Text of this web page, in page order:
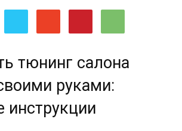
автомобилях
Лада
тюнинг салона
руками:
инструкции